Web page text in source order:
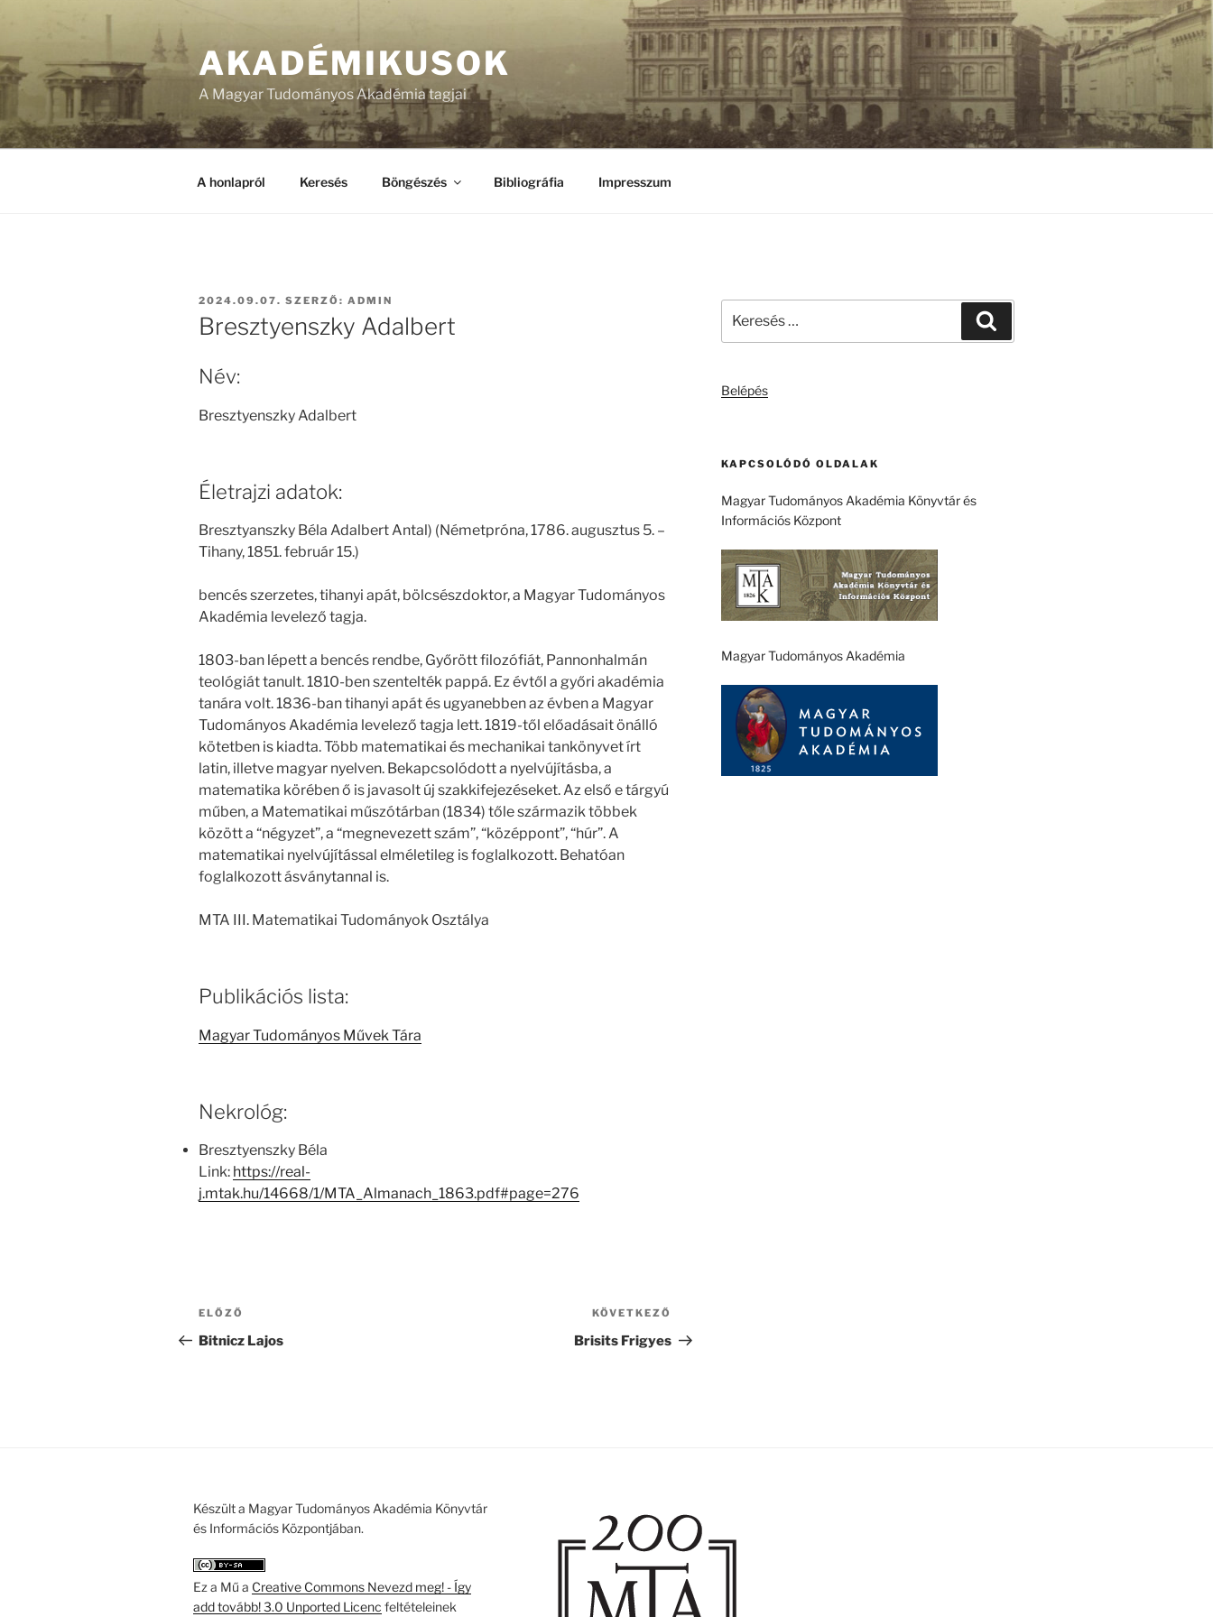
AKADÉMIKUSOK
A Magyar Tudományos Akadémia tagjai
A honlapról Keresés Böngészés Bibliográfia Impresszum
BEKÜLDVE:
2024.09.07. SZERZŐ: ADMIN
Bresztyenszky Adalbert
Név:
Bresztyenszky Adalbert
Életrajzi adatok:
Bresztyanszky Béla Adalbert Antal) (Németpróna, 1786. augusztus 5. –
Tihany, 1851. február 15.)
bencés szerzetes, tihanyi apát, bölcsészdoktor, a Magyar Tudományos
Akadémia levelező tagja.
1803-ban lépett a bencés rendbe, Győrött filozófiát, Pannonhalmán
teológiát tanult. 1810-ben szentelték pappá. Ez évtől a győri akadémia
tanára volt. 1836-ban tihanyi apát és ugyanebben az évben a Magyar
Tudományos Akadémia levelező tagja lett. 1819-től előadásait önálló
kötetben is kiadta. Több matematikai és mechanikai tankönyvet írt
latin, illetve magyar nyelven. Bekapcsolódott a nyelvújításba, a
matematika körében ő is javasolt új szakkifejezéseket. Az első e tárgyú
műben, a Matematikai műszótárban (1834) tőle származik többek
között a “négyzet”, a “megnevezett szám”, “középpont”, “húr”. A
matematikai nyelvújítással elméletileg is foglalkozott. Behatóan
foglalkozott ásványtannal is.
MTA III. Matematikai Tudományok Osztálya
Publikációs lista:
Magyar Tudományos Művek Tára
Nekrológ:
Bresztyenszky Béla
Link: https://real-
j.mtak.hu/14668/1/MTA_Almanach_1863.pdf#page=276
Bejegyzés
navigáció
Korábbi
bejegyzés
ELŐZŐ
Bitnicz Lajos
bejegyzés
KÖVETKEZŐ
Brisits Frigyes
következő
Belépés
KAPCSOLÓDÓ OLDALAK
Magyar Tudományos Akadémia Könyvtár és
Információs Központ
Magyar Tudományos Akadémia
Készült a Magyar Tudományos Akadémia Könyvtár
és Információs Központjában.
Ez a Mű a Creative Commons Nevezd meg! - Így
add tovább! 3.0 Unported Licenc feltételeinek